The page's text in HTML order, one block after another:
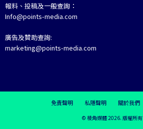
報料、投稿及一般查詢：
Info@points-media.com
廣告及贊助查詢:
marketing@points-media.com
免責聲明 私隱聲明 關於我們
© 棱角媒體 2026. 版權所有